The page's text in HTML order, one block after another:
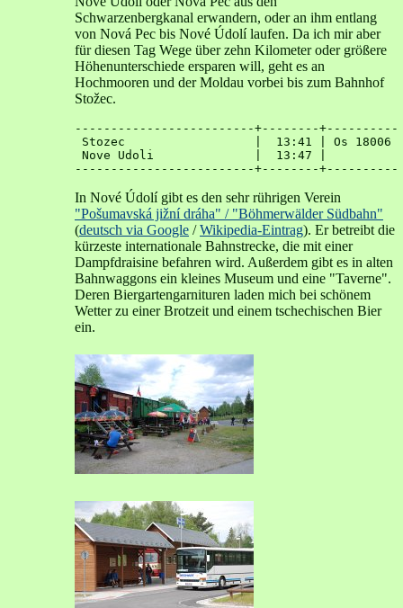
Schwarzenbergkanal erwandern, oder an ihm entlang
von Nová Pec bis Nové Údolí laufen. Da ich mir aber
für diesen Tag Wege über zehn Kilometer oder größere
Höhenunterschiede ersparen will, geht es an
Hochmooren und der Moldau vorbei bis zum Bahnhof
Stožec.
-------------------------+--------+----------
Stozec                  |  13:41 | Os 18006
Nove Udoli              |  13:47 |
In Nové Údolí gibt es den sehr rührigen Verein
"Pošumavská jižní dráha" / "Böhmerwälder Südbahn"
(deutsch via Google /Wikipedia-Eintrag). Er betreibt die
kürzeste internationale Bahnstrecke, die mit einer
Dampfdraisine befahren wird. Außerdem gibt es in alten
Bahnwaggons ein kleines Museum und eine "Taverne".
Deren Biergartengarnituren laden mich bei schönem
Wetter zu einer Brotzeit und einem tschechischen Bier
ein.